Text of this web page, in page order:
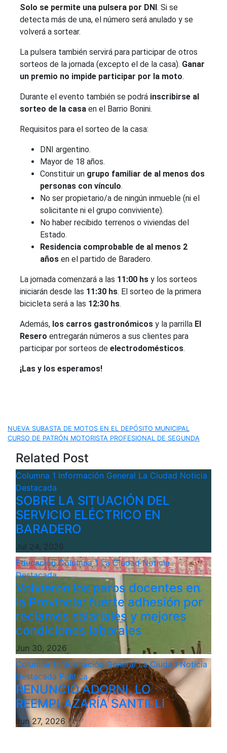
Solo se permite una pulsera por DNI. Si se
detecta más de una, el número será anulado y se
volverá a sortear.
La pulsera también servirá para participar de otros
sorteos de la jornada (excepto el de la casa). Ganar
un premio no impide participar por la moto.
Durante el evento también se podrá inscribirse al
sorteo de la casa en el Barrio Bonini.
Requisitos para el sorteo de la casa:
DNI argentino.
Mayor de 18 años.
Constituir un grupo familiar de al menos dos
personas con vínculo.
No ser propietario/a de ningún inmueble (ni el
solicitante ni el grupo conviviente).
No haber recibido terrenos o viviendas del
Estado.
Residencia comprobable de al menos 2
años en el partido de Baradero.
La jornada comenzará a las 11:00 hs y los sorteos
iniciarán desde las 11:30 hs. El sorteo de la primera
bicicleta será a las 12:30 hs.
Además, los carros gastronómicos y la parrilla El
Resero entregarán números a sus clientes para
participar por sorteos de electrodomésticos.
¡Las y los esperamos!
Navegación
de
entradas
NUEVA SUBASTA DE MOTOS EN EL DEPÓSITO MUNICIPAL
CURSO DE PATRÓN MOTORISTA PROFESIONAL DE SEGUNDA
Related Post
Columna 1 Información General La Ciudad Noticia
Destacada
SOBRE LA SITUACIÓN DEL
SERVICIO ELÉCTRICO EN
BARADERO
Jul 24, 2026
EducaciónColumna 1 La CiudadNoticia
Destacada
Volvieron los paros docentes en
la Provincia: fuerte adhesión por
reclamos salariales y mejores
condiciones laborales
Jun 30, 2026
Columna 1 Información GeneralLa CiudadNoticia
Destacada Politica
RENUNCIÓ ADORNI, LO
REEMPLAZARÍA SANTILLI
Jun 27, 2026